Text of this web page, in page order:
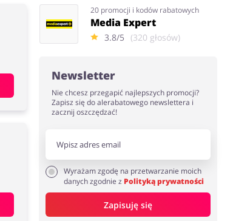
20 promocji i kodów rabatowych
Media Expert
3.8/5 (320 głosów)
Newsletter
Nie chcesz przegapić najlepszych promocji?
Zapisz się do alerabatowego newslettera i
zacznij oszczędzać!
Wyrażam zgodę na przetwarzanie moich
danych zgodnie z Polityką prywatności
Zapisuję się